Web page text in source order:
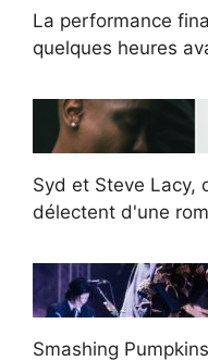
La performance
quelques heures
Syd et Steve Lacy,
délectent d'une
Smashing